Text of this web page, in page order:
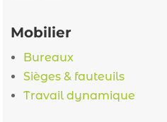
Mobilier
Bureaux
Sièges & fauteuils
Travail dynamique